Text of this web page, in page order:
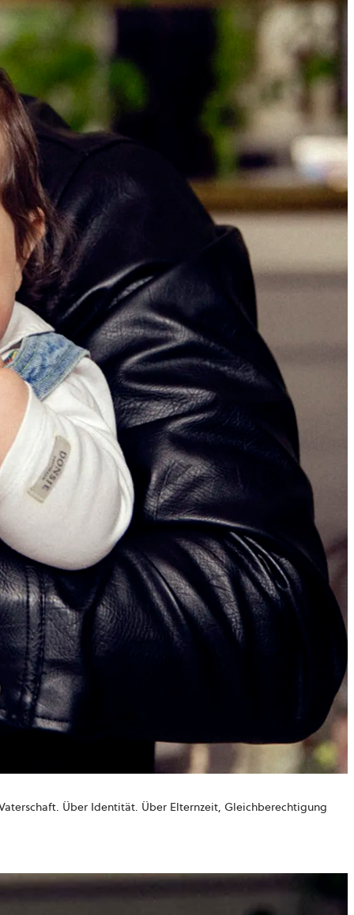
Über Identität. Über Elternzeit, Gleichberechtigung